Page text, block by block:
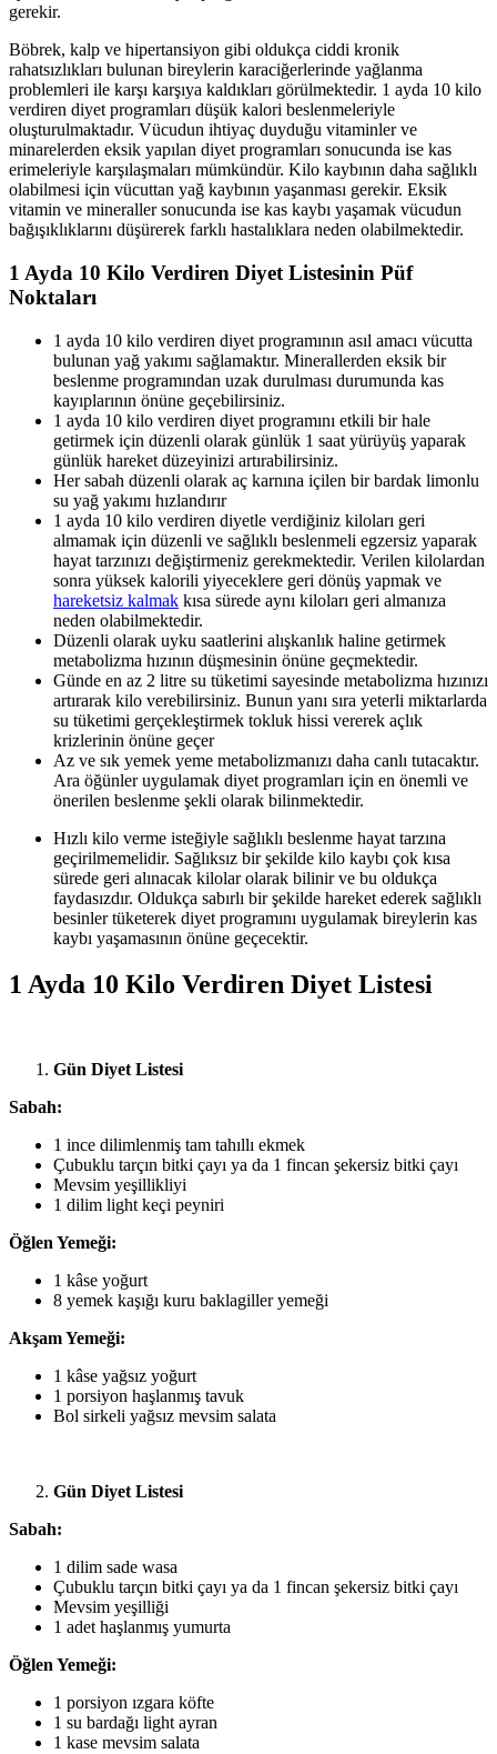
gerekir.
Böbrek, kalp ve hipertansiyon gibi oldukça ciddi kronik
rahatsızlıkları bulunan bireylerin karaciğerlerinde yağlanma
problemleri ile karşı karşıya kaldıkları görülmektedir. 1 ayda 10 kilo
verdiren diyet programları düşük kalori beslenmeleriyle
oluşturulmaktadır. Vücudun ihtiyaç duyduğu vitaminler ve
minarelerden eksik yapılan diyet programları sonucunda ise kas
erimeleriyle karşılaşmaları mümkündür. Kilo kaybının daha sağlıklı
olabilmesi için vücuttan yağ kaybının yaşanması gerekir. Eksik
vitamin ve mineraller sonucunda ise kas kaybı yaşamak vücudun
bağışıklıklarını düşürerek farklı hastalıklara neden olabilmektedir.
1 Ayda 10 Kilo Verdiren Diyet Listesinin Püf
Noktaları
1 ayda 10 kilo verdiren diyet programının asıl amacı vücutta
bulunan yağ yakımı sağlamaktır. Minerallerden eksik bir
beslenme programından uzak durulması durumunda kas
kayıplarının önüne geçebilirsiniz.
1 ayda 10 kilo verdiren diyet programını etkili bir hale
getirmek için düzenli olarak günlük 1 saat yürüyüş yaparak
günlük hareket düzeyinizi artırabilirsiniz.
Her sabah düzenli olarak aç karnına içilen bir bardak limonlu
su yağ yakımı hızlandırır
1 ayda 10 kilo verdiren diyetle verdiğiniz kiloları geri
almamak için düzenli ve sağlıklı beslenmeli egzersiz yaparak
hayat tarzınızı değiştirmeniz gerekmektedir. Verilen kilolardan
sonra yüksek kalorili yiyeceklere geri dönüş yapmak ve
hareketsiz kalmak kısa sürede aynı kiloları geri almanıza
neden olabilmektedir.
Düzenli olarak uyku saatlerini alışkanlık haline getirmek
metabolizma hızının düşmesinin önüne geçmektedir.
Günde en az 2 litre su tüketimi sayesinde metabolizma hızınızı
artırarak kilo verebilirsiniz. Bunun yanı sıra yeterli miktarlarda
su tüketimi gerçekleştirmek tokluk hissi vererek açlık
krizlerinin önüne geçer
Az ve sık yemek yeme metabolizmanızı daha canlı tutacaktır.
Ara öğünler uygulamak diyet programları için en önemli ve
önerilen beslenme şekli olarak bilinmektedir.
Hızlı kilo verme isteğiyle sağlıklı beslenme hayat tarzına
geçirilmemelidir. Sağlıksız bir şekilde kilo kaybı çok kısa
sürede geri alınacak kilolar olarak bilinir ve bu oldukça
faydasızdır. Oldukça sabırlı bir şekilde hareket ederek sağlıklı
besinler tüketerek diyet programını uygulamak bireylerin kas
kaybı yaşamasının önüne geçecektir.
1 Ayda 10 Kilo Verdiren Diyet Listesi
Gün Diyet Listesi
Sabah:
1 ince dilimlenmiş tam tahıllı ekmek
Çubuklu tarçın bitki çayı ya da 1 fincan şekersiz bitki çayı
Mevsim yeşillikliyi
1 dilim light keçi peyniri
Öğlen Yemeği:
1 kâse yoğurt
8 yemek kaşığı kuru baklagiller yemeği
Akşam Yemeği:
1 kâse yağsız yoğurt
1 porsiyon haşlanmış tavuk
Bol sirkeli yağsız mevsim salata
Gün Diyet Listesi
Sabah:
1 dilim sade wasa
Çubuklu tarçın bitki çayı ya da 1 fincan şekersiz bitki çayı
Mevsim yeşilliği
1 adet haşlanmış yumurta
Öğlen Yemeği:
1 porsiyon ızgara köfte
1 su bardağı light ayran
1 kase mevsim salata